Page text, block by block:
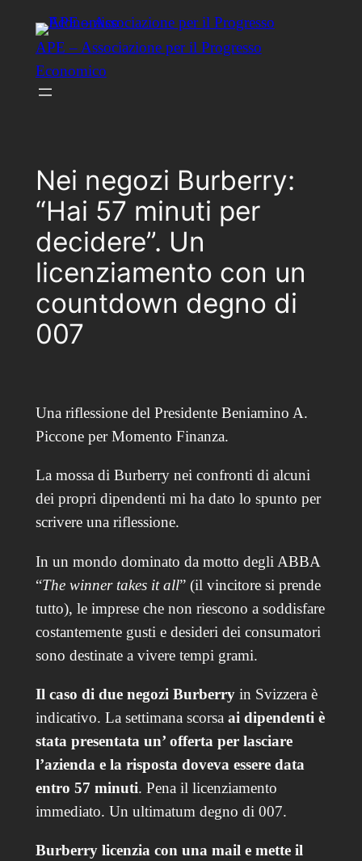
contenuto
APE – Associazione per il Progresso
Economico
Nei negozi Burberry:
“Hai 57 minuti per
decidere”. Un
licenziamento con un
countdown degno di
007
Una riflessione del Presidente Beniamino A.
Piccone per Momento Finanza.
La mossa di Burberry nei confronti di alcuni
dei propri dipendenti mi ha dato lo spunto per
scrivere una riflessione.
In un mondo dominato da motto degli ABBA
“The winner takes it all” (il vincitore si prende
tutto), le imprese che non riescono a soddisfare
costantemente gusti e desideri dei consumatori
sono destinate a vivere tempi grami.
Il caso di due negozi Burberry in Svizzera è
indicativo. La settimana scorsa ai dipendenti è
stata presentata un’ offerta per lasciare
l’azienda e la risposta doveva essere data
entro 57 minuti. Pena il licenziamento
immediato. Un ultimatum degno di 007.
Burberry licenzia con una mail e mette il